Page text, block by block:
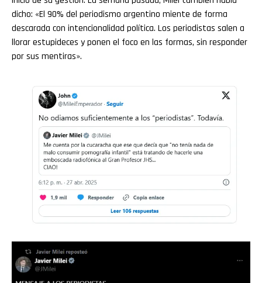
dicho: «El 90% del periodismo argentino miente de forma
descarada con intencionalidad política. Los periodistas salen a
llorar estupideces y ponen el foco en las formas, sin responder
por sus mentiras».